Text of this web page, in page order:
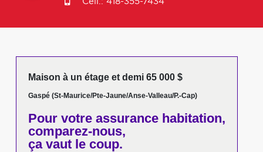
Maison à un étage et demi 65 000 $
Gaspé (St-Maurice/Pte-Jaune/Anse-Valleau/P.-Cap)
Pour votreassurance habitation,
comparez-nous,
ça vaut le coup.